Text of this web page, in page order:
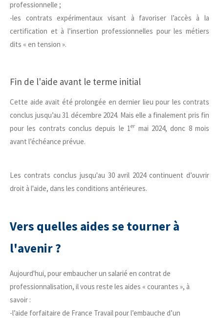
professionnelle ;
-les contrats expérimentaux visant à favoriser l’accès à la
certification et à l’insertion professionnelles pour les métiers
dits « en tension ».
Fin de l'aide avant le terme initial
Cette aide avait été prolongée en dernier lieu pour les contrats
conclus jusqu’au 31 décembre 2024. Mais elle a finalement pris fin
pour les contrats conclus depuis le 1er mai 2024, donc 8 mois
avant l’échéance prévue.
Les contrats conclus jusqu'au 30 avril 2024 continuent d’ouvrir
droit à l'aide, dans les conditions antérieures.
Vers quelles aides se tourner à
l'avenir ?
Aujourd'hui, pour embaucher un salarié en contrat de
professionnalisation, il vous reste les aides « courantes », à
savoir :
-l’aide forfaitaire de France Travail pour l’embauche d’un